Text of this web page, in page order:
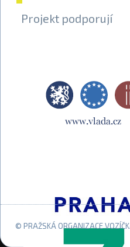
Projekt podporují
© PRAŽSKÁ ORGANIZACE